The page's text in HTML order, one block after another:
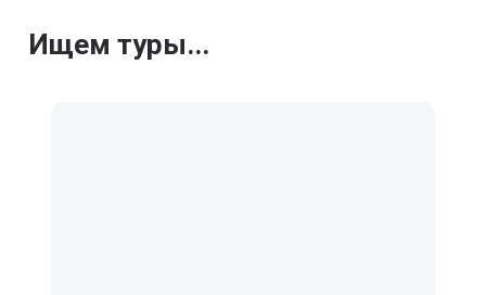
Ищем туры...